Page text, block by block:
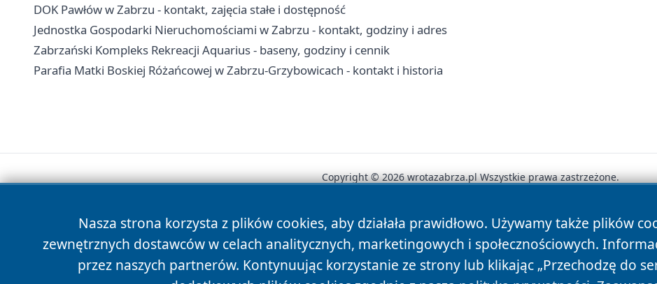
DOK Pawłów w Zabrzu - kontakt, zajęcia stałe i dostępność
Jednostka Gospodarki Nieruchomościami w Zabrzu - kontakt, godziny i adres
Zabrzański Kompleks Rekreacji Aquarius - baseny, godziny i cennik
Parafia Matki Boskiej Różańcowej w Zabrzu-Grzybowicach - kontakt i historia
Nasza strona korzysta z plików cookies, aby działała prawidłowo. Używamy także plików
zewnętrznych dostawców w celach analitycznych, marketingowych i społecznościowych.
przez naszych partnerów. Kontynuując korzystanie ze strony lub klikając „Przechodzę do
Copyright © 2026 wrotazabrza.pl Wszystkie prawa zastrzeżone.
News Autorzy Polityka Prywatności Polityka Cookies